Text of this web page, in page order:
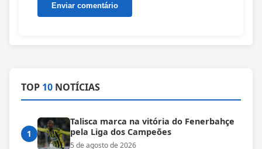
TOP 10 NOTÍCIAS
1
Talisca marca na vitória do Fenerbahçe
pela Liga dos Campeões
5 de agosto de 2026